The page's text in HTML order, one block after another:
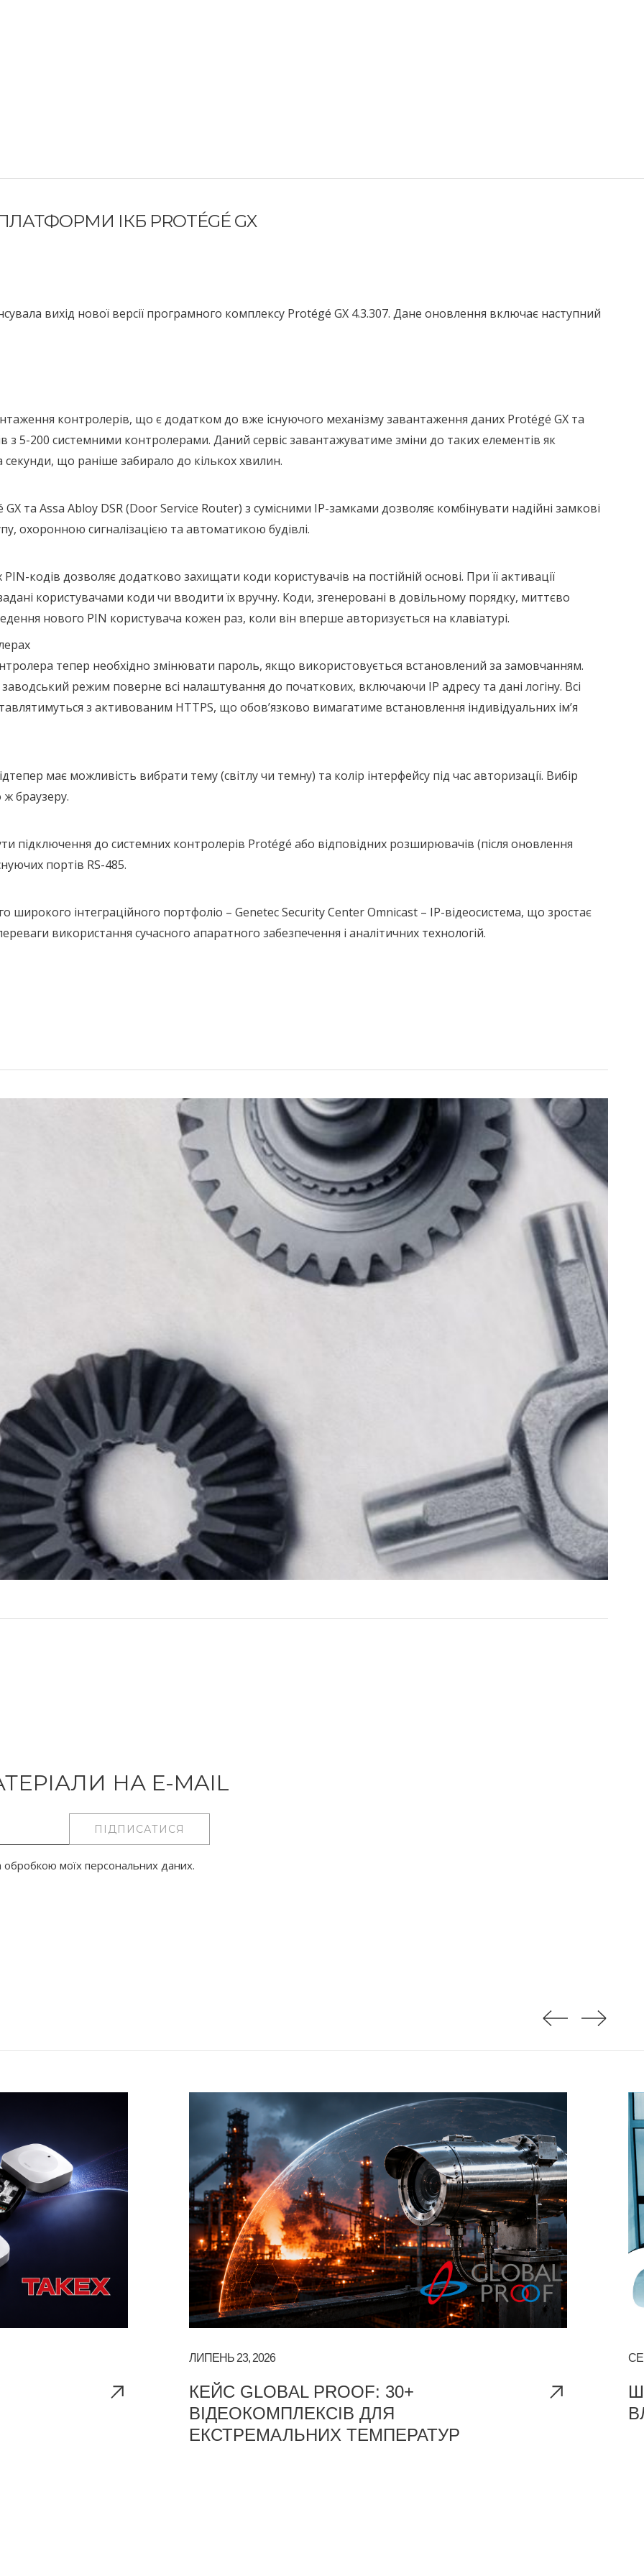
ІКБ PROTÉGÉ GX
вихід нової версії програмного комплексу Protégé GX 4.3.307. Дане оновлення включає наступний
контролерів, що є додатком до вже існуючого механізму завантаження даних Protégé GX та
з 5-200 системними контролерами. Даний сервіс завантажуватиме зміни до таких елементів як
секунди, що раніше забирало до кількох хвилин.
та Assa Abloy DSR (Door Service Router) з сумісними IP-замками дозволяє комбінувати надійні замкові
охоронною сигналізацією та автоматикою будівлі.
кодів дозволяє додатково захищати коди користувачів на постійній основі. При її активації
користувачами коди чи вводити їх вручну. Коди, згенеровані в довільному порядку, миттєво
нового PIN користувача кожен раз, коли він вперше авторизується на клавіатурі.
тепер необхідно змінювати пароль, якщо використовується встановлений за замовчанням.
режим поверне всі налаштування до початкових, включаючи IP адресу та дані логіну. Всі
з активованим HTTPS, що обов’язково вимагатиме встановлення індивідуальних ім’я
має можливість вибрати тему (світлу чи темну) та колір інтерфейсу під час авторизації. Вибір
ж браузеру.
підключення до системних контролерів Protégé або відповідних розширювачів (після оновлення
портів RS-485.
широкого інтеграційного портфоліо – Genetec Security Center Omnicast – IP-відеосистема, що зростає
використання сучасного апаратного забезпечення і аналітичних технологій.
НА E-MAIL
ПІДПИСАТИСЯ
моїх персональних даних.
ЛИПЕНЬ 23, 2026
КЕЙС GLOBAL PROOF: 30+
ВІДЕОКОМПЛЕКСІВ ДЛЯ
ЕКСТРЕМАЛЬНИХ ТЕМПЕРАТУР